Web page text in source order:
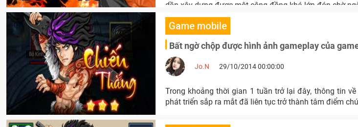
dần xây dựng được một cộng đồng khá lớn đón chờ
Game mobile
Bất ngờ chộp được hình ảnh gameplay của
Jo.N 29/10/2014 00:00:00
Trong khoảng thời gian 1 tuần trở lại đây, thông tin
phát triển sắp ra mắt đã liên tục trở thành tâm điểm